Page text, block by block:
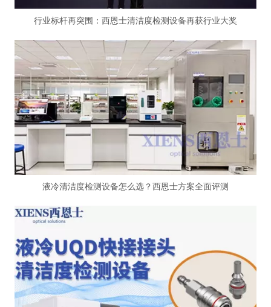
行业标杆再突围：西恩士清洁度检测设备再获行业大奖
液冷清洁度检测设备怎么选？西恩士方案全面评测